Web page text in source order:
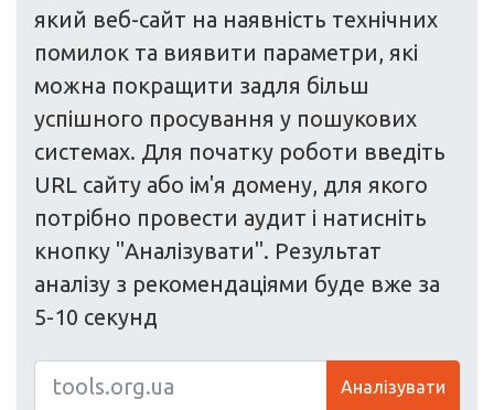
який веб-сайт на наявність технічних
помилок та виявити параметри, які
можна покращити задля більш
успішного просування у пошукових
системах. Для початку роботи введіть
URL сайту або ім'я домену, для якого
потрібно провести аудит і натисніть
кнопку "Аналізувати". Результат
аналізу з рекомендаціями буде вже за
5-10 секунд
Аналізувати